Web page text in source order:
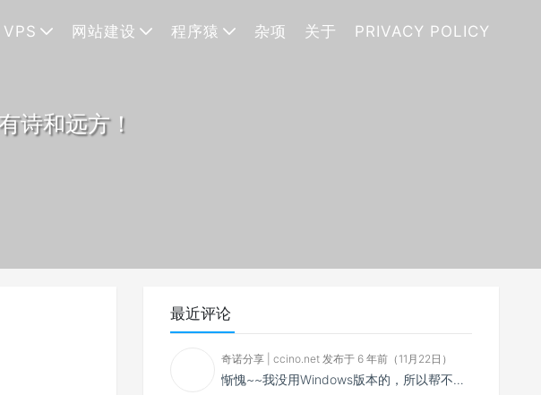
VPS 网站建设 程序猿 杂项 关于 PRIVACY POLICY
诗和远方！
最近评论
奇诺分享 | ccino.net 发布于 6 年前（11月22日）
惭愧~~我没用Windows版本的，所以帮不了你~~